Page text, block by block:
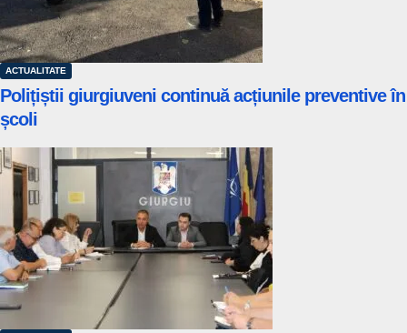
ACTUALITATE
Polițiștii giurgiuveni continuă acțiunile preventive în
școli